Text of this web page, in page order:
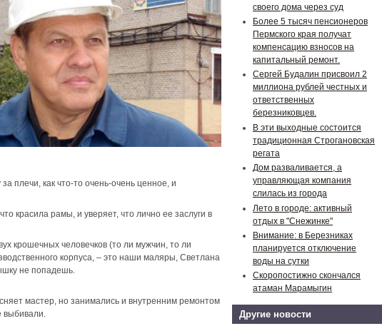
плечи, как что-то очень-очень ценное, и
красила рамы, и уверяет, что лично ее заслуги в
крошечных человечков (то ли мужчин, то ли
корпуса, – это наши маляры, Светлана
не попадешь.
мастер, но занимались и внутренним ремонтом
выбивали.
своего дома через суд
Более 5 тысяч пенсионеров
Пермского края получат
компенсацию взносов на
капитальный ремонт.
Сергей Будалин присвоил 2
миллиона рублей честных и
ответственных
березниковцев.
В эти выходные состоится
традиционная Строгановская
регата
Дом разваливается, а
управляющая компания
слилась из города
Лето в городе: активный
отдых в "Снежинке"
Внимание: в Березниках
планируется отключение
воды на сутки
Скоропостижно скончался
атаман Марамыгин
Другие новости